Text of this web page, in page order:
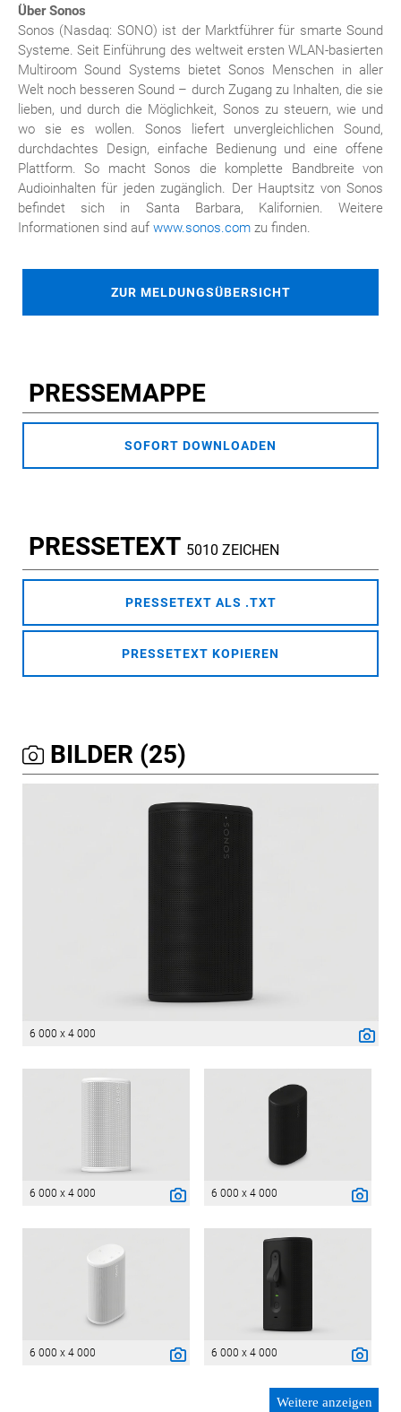
Über Sonos
Sonos (Nasdaq: SONO) ist der Marktführer für smarte Sound
Systeme. Seit Einführung des weltweit ersten WLAN-basierten
Multiroom Sound Systems bietet Sonos Menschen in aller
Welt noch besseren Sound – durch Zugang zu Inhalten, die sie
lieben, und durch die Möglichkeit, Sonos zu steuern, wie und
wo sie es wollen. Sonos liefert unvergleichlichen Sound,
durchdachtes Design, einfache Bedienung und eine offene
Plattform. So macht Sonos die komplette Bandbreite von
Audioinhalten für jeden zugänglich. Der Hauptsitz von Sonos
befindet sich in Santa Barbara, Kalifornien. Weitere
Informationen sind auf www.sonos.com zu finden.
ZUR MELDUNGSÜBERSICHT
PRESSEMAPPE
SOFORT DOWNLOADEN
PRESSETEXT 5010 ZEICHEN
PRESSETEXT ALS .TXT
PRESSETEXT KOPIEREN
BILDER (25)
6 000 x 4 000
6 000 x 4 000 6 000 x 4 000
6 000 x 4 000 6 000 x 4 000
Weitere anzeigen